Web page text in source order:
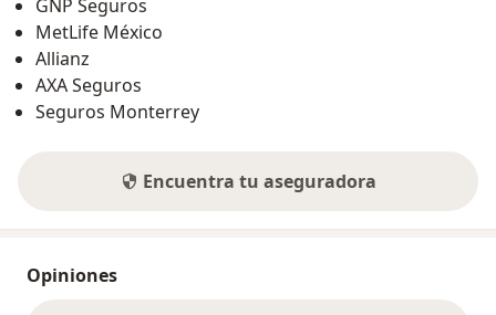
GNP Seguros
MetLife México
Allianz
AXA Seguros
Seguros Monterrey
Encuentra tu aseguradora
Opiniones